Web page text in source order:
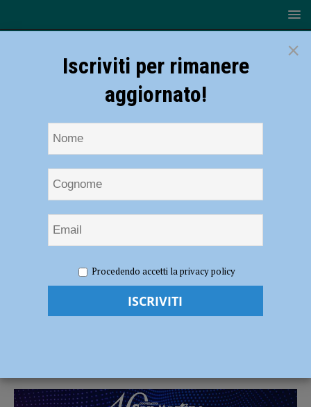
Donna 2019, appuntamenti a Piacenza e provincia
Festa della Donna 2019, appuntamenti a
×
Iscriviti per rimanere
aggiornato!
Procedendo accetti la privacy policy